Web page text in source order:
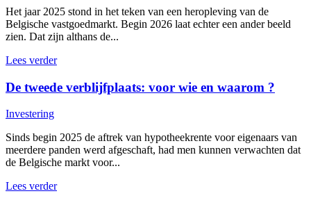
Het jaar 2025 stond in het teken van een heropleving van de
Belgische vastgoedmarkt. Begin 2026 laat echter een ander beeld
zien. Dat zijn althans de...
Lees verder
De tweede verblijfplaats: voor wie en waarom ?
Investering
Sinds begin 2025 de aftrek van hypotheekrente voor eigenaars van
meerdere panden werd afgeschaft, had men kunnen verwachten dat
de Belgische markt voor...
Lees verder